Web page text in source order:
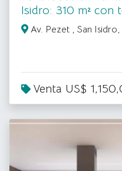
Isidro: 310 m² con
Av. Pezet , San Isidro,
Venta US$